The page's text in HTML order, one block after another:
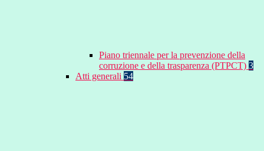
Piano triennale per la prevenzione della
corruzione e della trasparenza (PTPCT) 3
Atti generali 54